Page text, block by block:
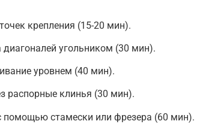
крепления (15-20 мин).
угольником (30 мин).
уровнем (40 мин).
распорные клинья (30 мин).
помощью стамески или фрезера (60 мин).